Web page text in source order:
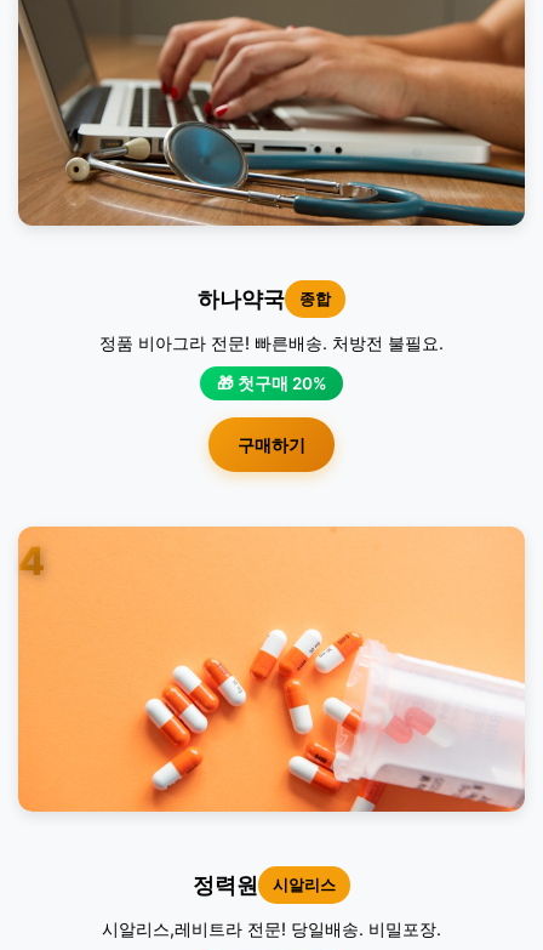
하나약국 종합
정품 비아그라 전문! 빠른배송. 처방전 불필요.
🎁 첫구매 20%
구매하기
4
정력원 시알리스
시알리스,레비트라 전문! 당일배송. 비밀포장.